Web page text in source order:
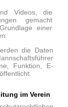
Videos, die
gemacht
einer
die Daten
Funktion, E-
im Verein